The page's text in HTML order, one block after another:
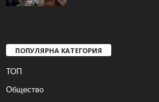
ПОПУЛЯРНА КАТЕГОРИЯ
ТОП
Общество